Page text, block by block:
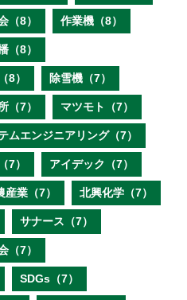
（8） 作業機（8）
（8）
8） 除雪機（7）
（7） マツモト（7）
ムエンジニアリング（7）
7） アイデック（7）
産業（7） 北興化学（7）
サナース（7）
（7）
SDGs（7）